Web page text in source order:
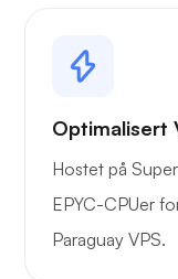
Optimalisert
Hostet på
EPYC-CPUer
Paraguay VPS.